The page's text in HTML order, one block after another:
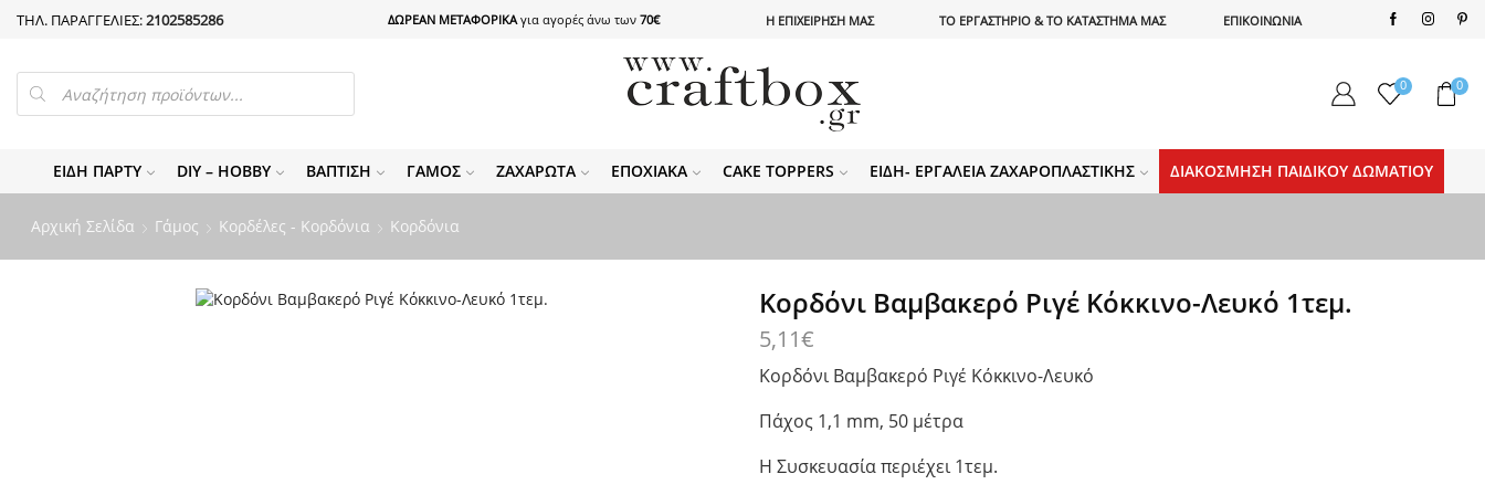
ΤΗΛ. ΠΑΡΑΓΓΕΛΙΕΣ:2102585286 ΔΩΡΕΑΝ ΜΕΤΑΦΟΡΙΚΑ για αγορές άνω των 70€ Η ΕΠΙΧΕΙΡΗΣΗ ΜΑΣ ΤΟ ΕΡΓΑΣΤΗΡΙΟ & ΤΟ ΚΑΤΑΣΤΗΜΑ ΜΑΣ ΕΠΙΚΟΙΝΩΝΙΑ
PRODUCTS
SEARCH 0 0
ΕΊΔΗ ΠΆΡΤΥ DIY – HOBBY ΒΆΠΤΙΣΗ ΓΆΜΟΣ ΖΑΧΑΡΩΤΆ ΕΠΟΧΙΑΚΆ CAKE TOPPERS ΕΊΔΗ- ΕΡΓΑΛΕΊΑ ΖΑΧΑΡΟΠΛΑΣΤΙΚΉΣ ΔΙΑΚΌΣΜΗΣΗ ΠΑΙΔΙΚΟΎ ΔΩΜΑΤΊΟΥ
Αρχική Σελίδα Γάμος Κορδέλες - Κορδόνια Κορδόνια
Κορδόνι Βαμβακερό Ριγέ Κόκκινο-Λευκό 1τεμ.
5,11€
Κορδόνι Βαμβακερό Ριγέ Κόκκινο-Λευκό
Πάχος 1,1 mm, 50 μέτρα
Η Συσκευασία περιέχει 1τεμ.